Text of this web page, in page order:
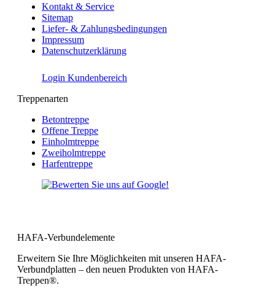
Kontakt & Service
Sitemap
Liefer- & Zahlungsbedingungen
Impressum
Datenschutzerklärung
Login Kundenbereich
Treppenarten
Betontreppe
Offene Treppe
Einholmtreppe
Zweiholmtreppe
Harfentreppe
HAFA-Verbundelemente
Erweitern Sie Ihre Möglichkeiten mit unseren HAFA-
Verbundplatten – den neuen Produkten von HAFA-
Treppen®.